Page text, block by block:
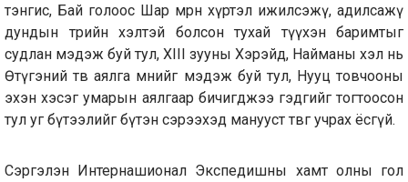
тэнгис, Бай голоос Шар мөрөн хүртэл ижилсэжү, адилсажү
дундын төрийн хэлтэй болсон тухай түүхэн баримтыг
судлан мэдэж буй тул, XIII зууны Хэрэйд, Найманы хэл нь
Өтүгэний төв аялга мөнийг мэдэж буй тул, Нууц товчооны
эхэн хэсэг умарын аялгаар бичигджээ гэдгийг тогтоосон
тул уг бүтээлийг бүтэн сэрээхэд манууст төвөг учрах ёсгүй.
Сэргэлэн Интернашионал Экспедишны хамт олны гол